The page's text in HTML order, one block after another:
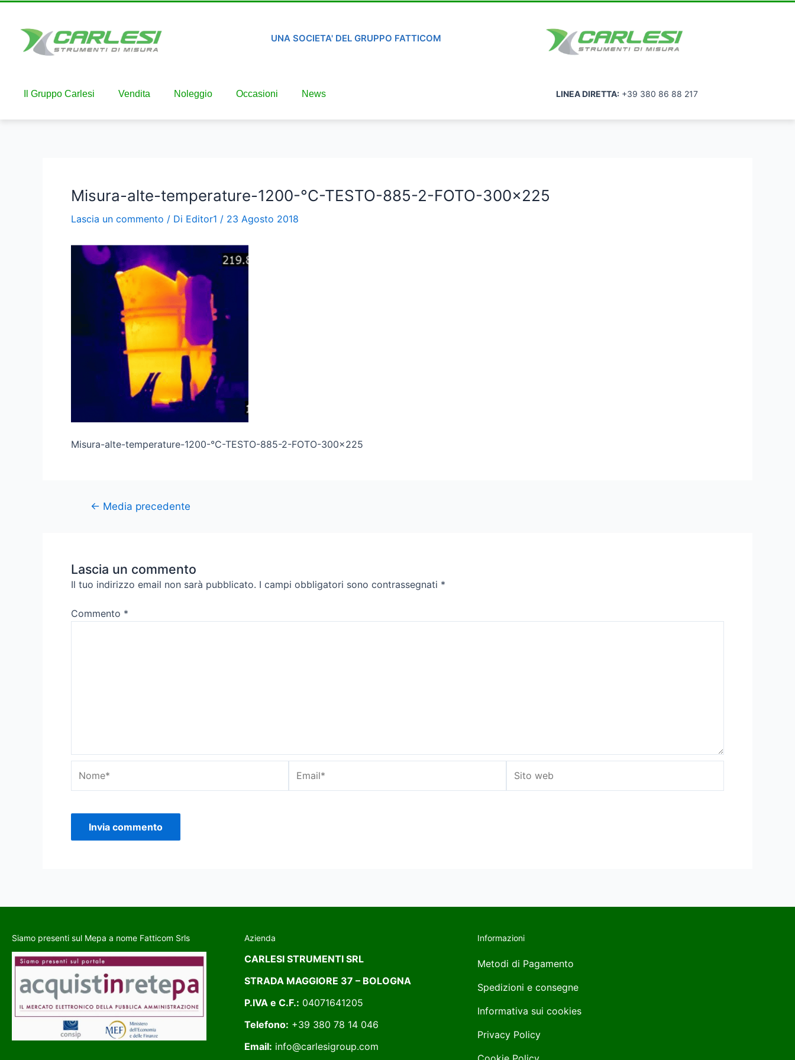
UNA SOCIETA' DEL GRUPPO FATTICOM
Il Gruppo Carlesi Vendita Noleggio Occasioni News LINEA DIRETTA: +39 380 86 88 217
Misura-alte-temperature-1200-°C-TESTO-885-2-FOTO-300×225
Lascia un commento / Di Editor1 / 23 Agosto 2018
Misura-alte-temperature-1200-°C-TESTO-885-2-FOTO-300×225
← Media precedente
Lascia un commento
Il tuo indirizzo email non sarà pubblicato. I campi obbligatori sono contrassegnati *
Commento *
Siamo presenti sul Mepa a nome Fatticom Srls Azienda
CARLESI STRUMENTI SRL
STRADA MAGGIORE 37 – BOLOGNA
P.IVA e C.F.: 04071641205
Telefono: +39 380 78 14 046
Email: info@carlesigroup.com
Informazioni
Metodi di Pagamento
Spedizioni e consegne
Informativa sui cookies
Privacy Policy